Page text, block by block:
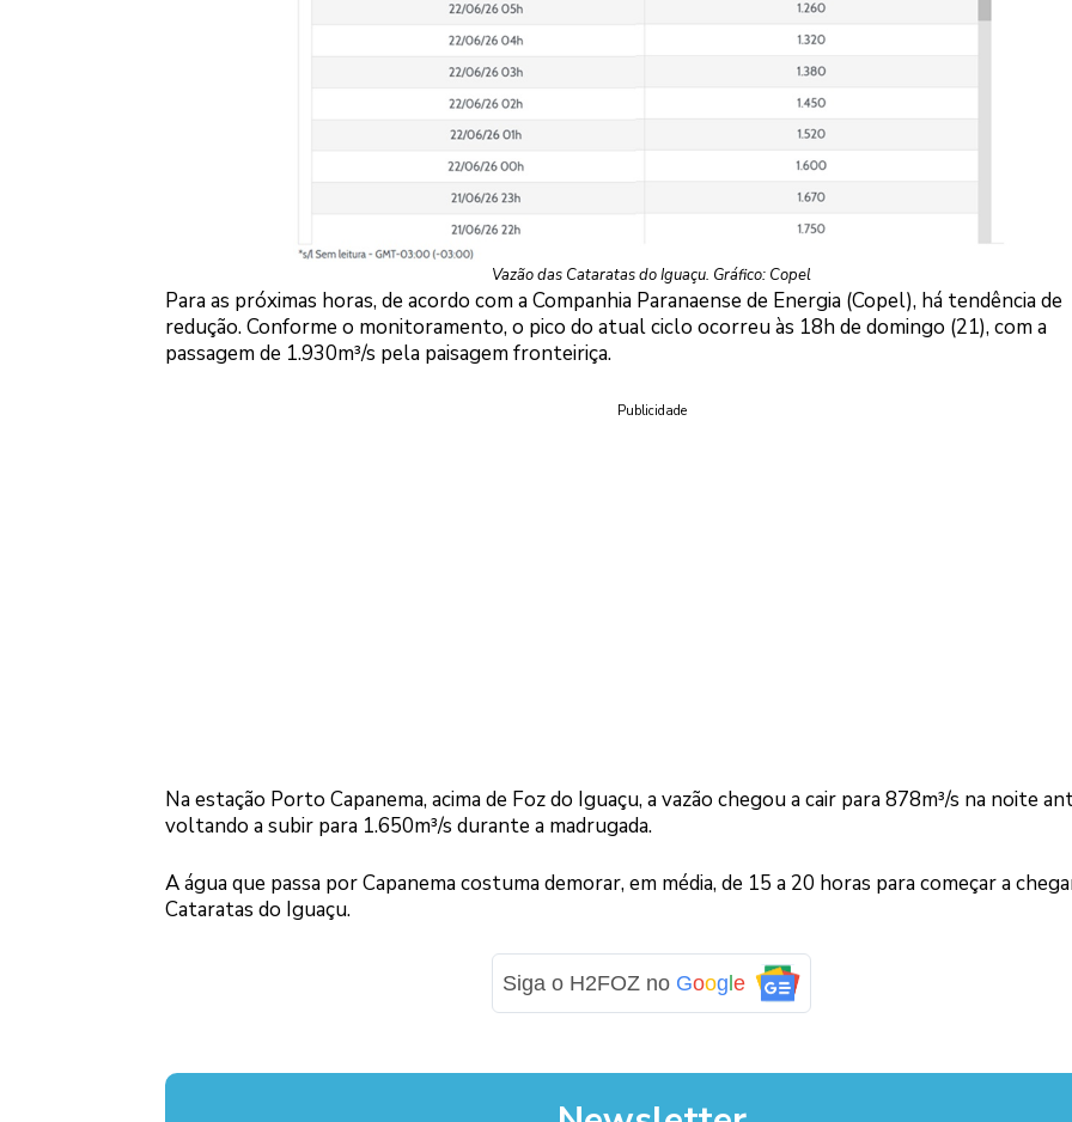
Vazão das Cataratas do Iguaçu. Gráfico: Copel
Para as próximas horas, de acordo com a Companhia Paranaense de Energia (Copel), há tendência de
redução. Conforme o monitoramento, o pico do atual ciclo ocorreu às 18h de domingo (21), com a
passagem de 1.930m³/s pela paisagem fronteiriça.
Publicidade
Na estação Porto Capanema, acima de Foz do Iguaçu, a vazão chegou a cair para 878m³/s na noite
voltando a subir para 1.650m³/s durante a madrugada.
A água que passa por Capanema costuma demorar, em média, de 15 a 20 horas para começar a
Cataratas do Iguaçu.
Siga o H2FOZ no Goog le